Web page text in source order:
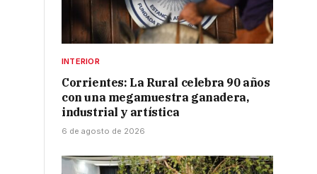
INTERIOR
Corrientes: La Rural celebra 90 años
con una megamuestra ganadera,
industrial y artística
6 de agosto de 2026